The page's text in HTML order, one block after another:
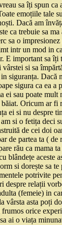
sa îți spun ca
emoțiile tale
Dacă am
ca trebuie sa
sa o impresionez
intr un mod in
E important sa îți
si sa
siguranța. Dacă
sigura ca ea
ei sau poate mult
Oricum ar fi
ei si nu despre
si o fetița deci
de cei doi
de partea ta ( de
rău ca mama
blândețe aceste
si dorește sa
potrivite
despre relații
(femeie) in
vârsta asta poți
orice
ai o viața